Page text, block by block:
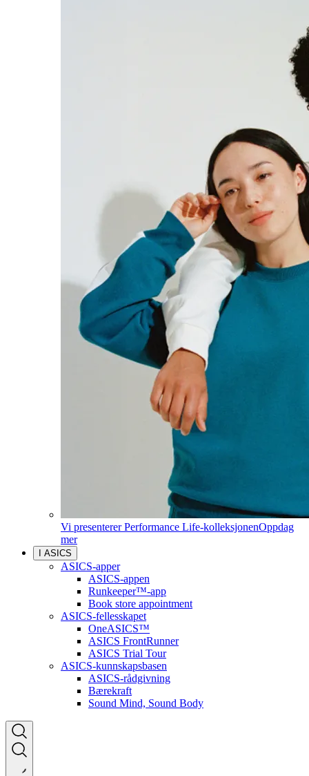
Vi presenterer Performance Life-kolleksjonenOppdag
mer
I ASICS
ASICS-apper
ASICS-appen
Runkeeper™-app
Book store appointment
ASICS-fellesskapet
OneASICS™
ASICS FrontRunner
ASICS Trial Tour
ASICS-kunnskapsbasen
ASICS-rådgivning
Bærekraft
Sound Mind, Sound Body